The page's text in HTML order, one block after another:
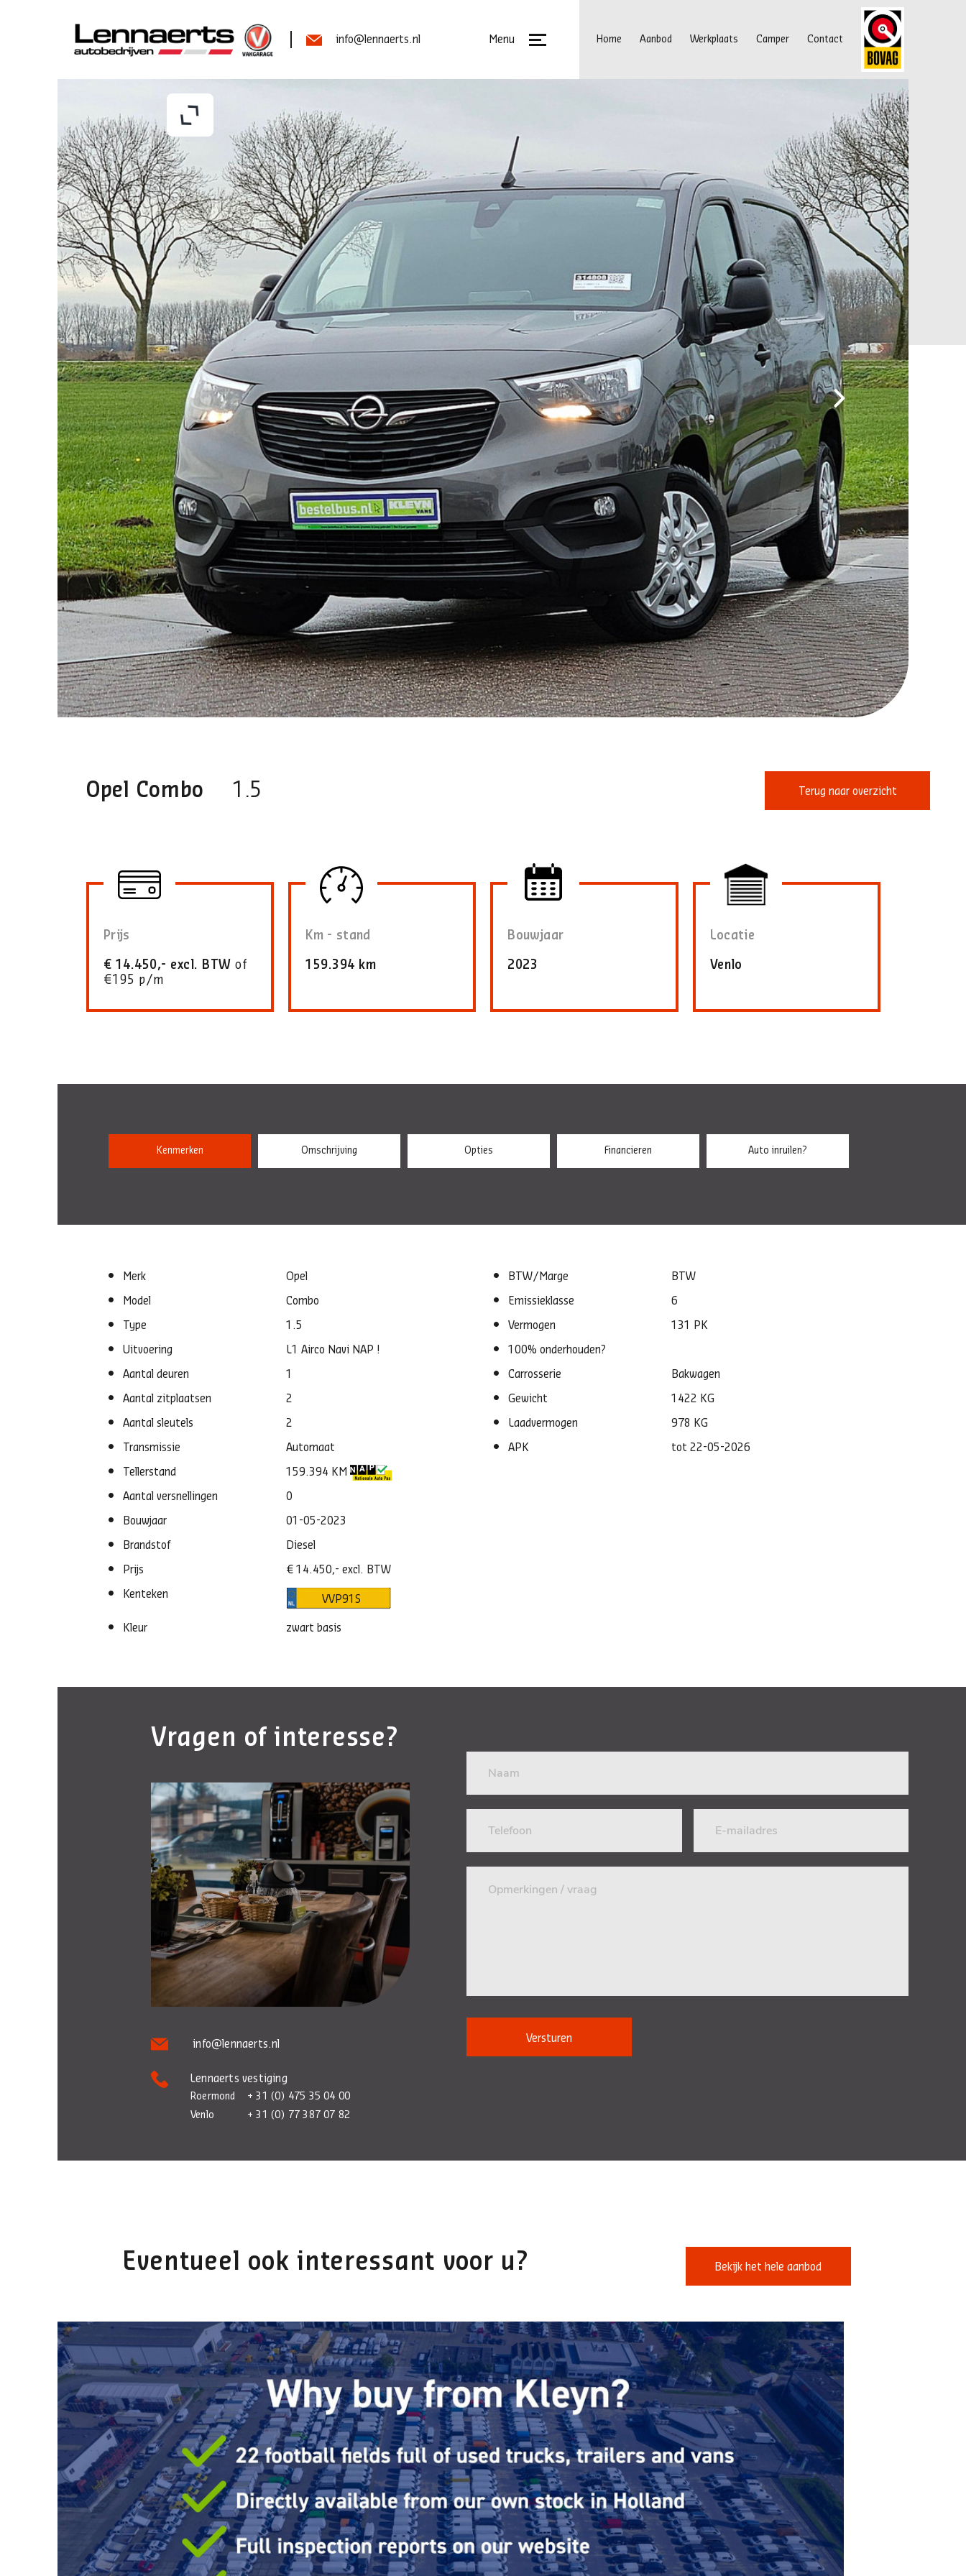
info@lennaerts.nl Menu Home Aanbod Werkplaats Camper Contact
Opel Combo 1.5 Terug naar overzicht
Prijs
€ 14.450,- excl. BTWof
€195 p/m
Km - stand
159.394 km
Bouwjaar
2023
Locatie
Venlo
Kenmerken Omschrijving Opties Financieren Auto inruilen?
Merk Opel
Model Combo
Type 1.5
Uitvoering L1 Airco Navi NAP !
Aantal deuren 1
Aantal zitplaatsen 2
Aantal sleutels 2
Transmissie Automaat
Tellerstand 159.394 KM
Aantal versnellingen 0
Bouwjaar 01-05-2023
Brandstof Diesel
Prijs € 14.450,- excl. BTW
Kenteken VVP91S
Kleur zwart basis
BTW/Marge BTW
Emissieklasse 6
Vermogen 131 PK
100% onderhouden?
Carrosserie Bakwagen
Gewicht 1422 KG
Laadvermogen 978 KG
APK tot 22-05-2026
Vragen of interesse?
info@lennaerts.nl
Lennaerts vestiging
Roermond
+ 31 (0) 475 35 04 00
Venlo
+ 31 (0) 77 387 07 82
Versturen
Eventueel ook interessant voor u? Bekijk het hele aanbod